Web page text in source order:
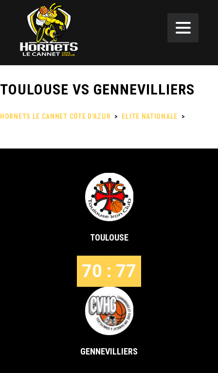
TOULOUSE VS GENNEVILLIERS
HORNETS LE CANNET CÔTE D'AZUR > ELITE NATIONALE
>
TOULOUSE
70 : 77
GENNEVILLIERS